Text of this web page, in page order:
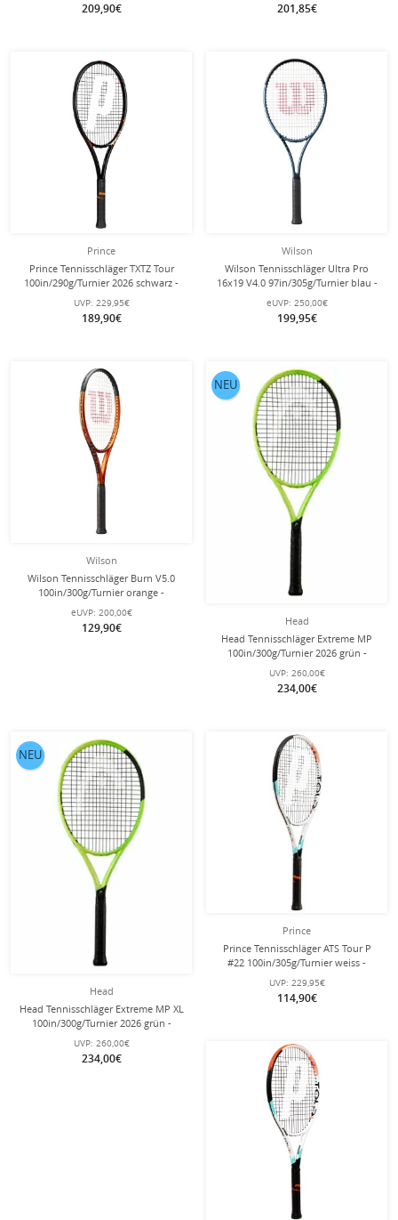
209,90€ 201,85€
Prince
Prince Tennisschläger TXTZ Tour
100in/290g/Turnier 2026 schwarz -
unbesaitet -
UVP: 229,95€
189,90€
Wilson
Wilson Tennisschläger Ultra Pro
16x19 V4.0 97in/305g/Turnier blau -
unbesaitet -
eUVP: 250,00€
199,95€
Wilson
Wilson Tennisschläger Burn V5.0
100in/300g/Turnier orange -
unbesaitet -
eUVP: 200,00€
129,90€
Head
Head Tennisschläger Extreme MP
100in/300g/Turnier 2026 grün -
unbesaitet -
UVP: 260,00€
234,00€
NEU
Head
Head Tennisschläger Extreme MP XL
100in/300g/Turnier 2026 grün -
unbesaitet -
UVP: 260,00€
234,00€
NEU
Prince
Prince Tennisschläger ATS Tour P
#22 100in/305g/Turnier weiss -
unbesaitet -
UVP: 229,95€
114,90€